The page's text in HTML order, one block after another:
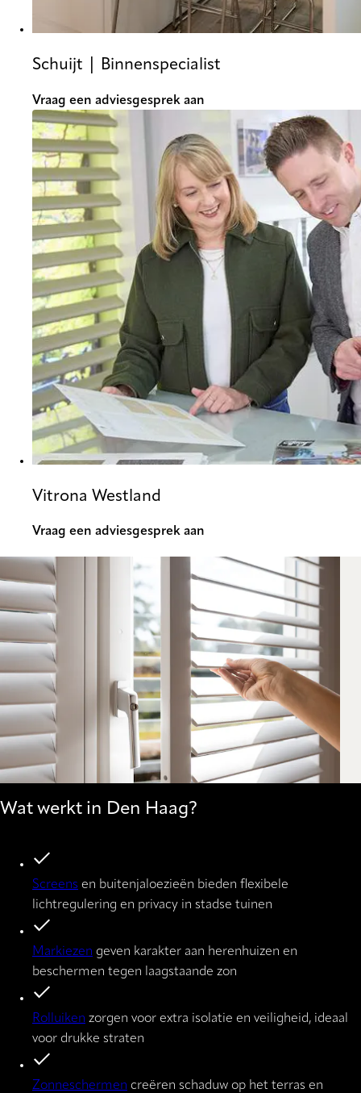
Schuijt | Binnenspecialist
Vraag een adviesgesprek aan
Vitrona Westland
Vraag een adviesgesprek aan
Wat werkt in Den Haag?
Screens en buitenjaloezieën bieden flexibele
lichtregulering en privacy in stadse tuinen
Markiezen geven karakter aan herenhuizen en
beschermen tegen laagstaande zon
Rolluiken zorgen voor extra isolatie en veiligheid, ideaal
voor drukke straten
Zonneschermen creëren schaduw op het terras en